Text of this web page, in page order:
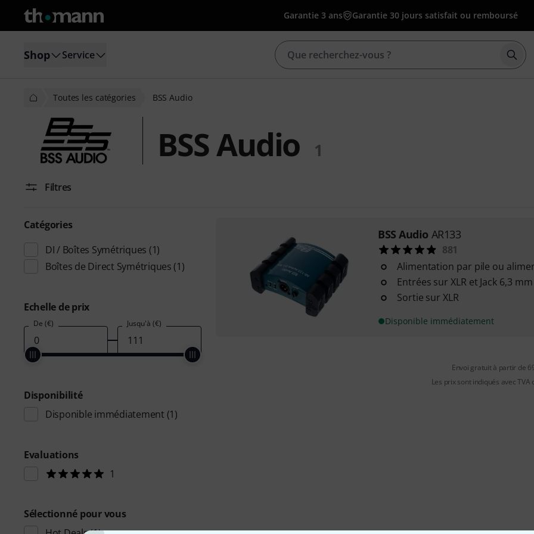
Garantie 3 ans Garantie 30 jours satisfait ou remboursé
Shop Service
Toutes les catégories BSS Audio
BSS Audio 1
Filtres
Catégories
DI / Boîtes Symétriques (1)
Boîtes de Direct Symétriques (1)
Echelle de prix
De (€) Jusqu'à (€)
Disponibilité
Disponible immédiatement (1)
Evaluations
1
Sélectionné pour vous
BSS Audio AR133
881
Alimentation par pile ou
Entrées sur XLR et Jack 6,3 mm
Sortie sur XLR
Disponible immédiatement
Envoi gratuit à partir de
Les prix sont indiqués avec TVA